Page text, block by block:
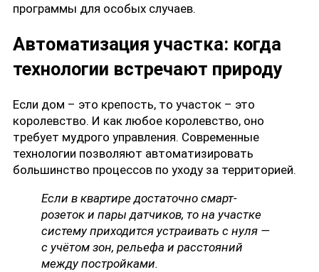
программы для особых случаев.
Автоматизация участка: когда
технологии встречают природу
Если дом – это крепость, то участок – это
королевство. И как любое королевство, оно
требует мудрого управления. Современные
технологии позволяют автоматизировать
большинство процессов по уходу за территорией.
Если в квартире достаточно смарт-
розеток и пары датчиков, то на участке
систему приходится устраивать с нуля —
с учётом зон, рельефа и расстояний
между постройками.